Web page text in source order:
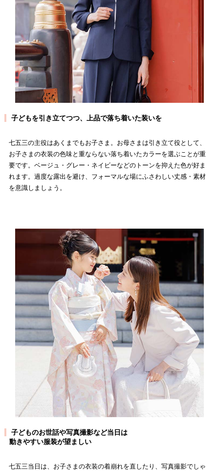
子どもを引き立てつつ、上品で落ち着いた装いを
七五三の主役はあくまでもお子さま。お母さまは引き立て役として、
お子さまの衣装の色味と重ならない落ち着いたカラーを選ぶことが重
要です。ベージュ・グレー・ネイビーなどのトーンを抑えた色が好ま
れます。過度な露出を避け、フォーマルな場にふさわしい丈感・素材
を意識しましょう。
子どものお世話や写真撮影など当日は
動きやすい服装が望ましい
七五三当日は、お子さまの衣装の着崩れを直したり、写真撮影でしゃ